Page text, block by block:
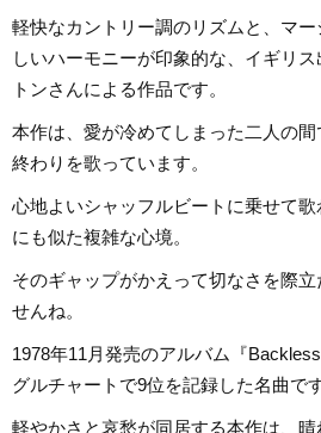
軽快なカントリー調のリズムと、マ
しいハーモニーが印象的な、イギリ
トンさんによる作品です。
本作は、愛が冷めてしまった二人の
終わりを歌っています。
心地よいシャッフルビートに乗せて
にも似た複雑な心境。
そのギャップがかえって切なさを際
せんね。
1978年11月発売のアルバム『
グルチャートで9位を記録した名曲です
軽やかさと哀愁が同居する本作は、晴